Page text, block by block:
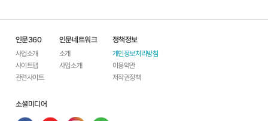
인문360
사업소개
사이트맵
관련사이트
인문네트워크
소개
사업소개
정책정보
개인정보처리방침
이용약관
저작권정책
소셜미디어